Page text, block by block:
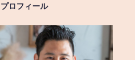
プロフィール